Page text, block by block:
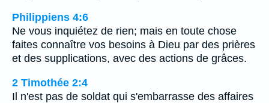
Philippiens 4:6
Ne vous inquiétez de rien; mais en toute chose
faites connaître vos besoins à Dieu par des prières
et des supplications, avec des actions de grâces.
2 Timothée 2:4
Il n'est pas de soldat qui s'embarrasse des affaires